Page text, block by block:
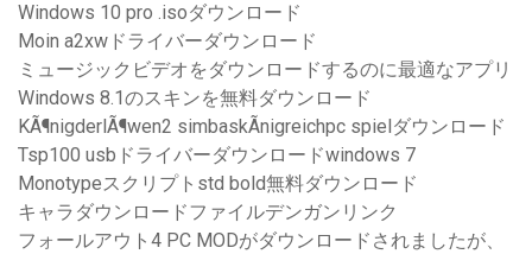
Windows 10 pro .isoダウンロード
Moin a2xwドライバーダウンロード
ミュージックビデオをダウンロードするのに最適なアプリ
Windows 8.1のスキンを無料ダウンロード
KÃ¶nigderlÃ¶wen2 simbaskÃnigreichpc spielダウンロード
Tsp100 usbドライバーダウンロードwindows 7
Monotypeスクリプトstd bold無料ダウンロード
キャラダウンロードファイルデンガンリンク
フォールアウト4 PC MODがダウンロードされましたが、